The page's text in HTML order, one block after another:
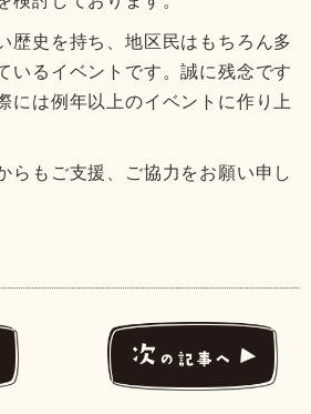
歴史を持ち、地区民はもちろん多
いるイベントです。誠に残念です
には例年以上のイベントに作り上
らもご支援、ご協力をお願い申し